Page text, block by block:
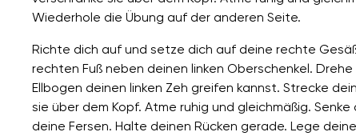
Wiederhole die Übung auf der anderen Seite.
Richte dich auf und setze dich auf deine rechte
rechten Fuß neben deinen linken Oberschenkel.
Ellbogen deinen linken Zeh greifen kannst. Strecke
sie über dem Kopf. Atme ruhig und gleichmäßig.
deine Fersen. Halte deinen Rücken gerade. Lege